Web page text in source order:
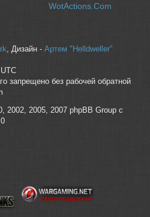
WotActions.Com
, Дизайн - Артем "Helldweller"
запрещено без рабочей обратной
2002, 2005, 2007 phpBB Group с